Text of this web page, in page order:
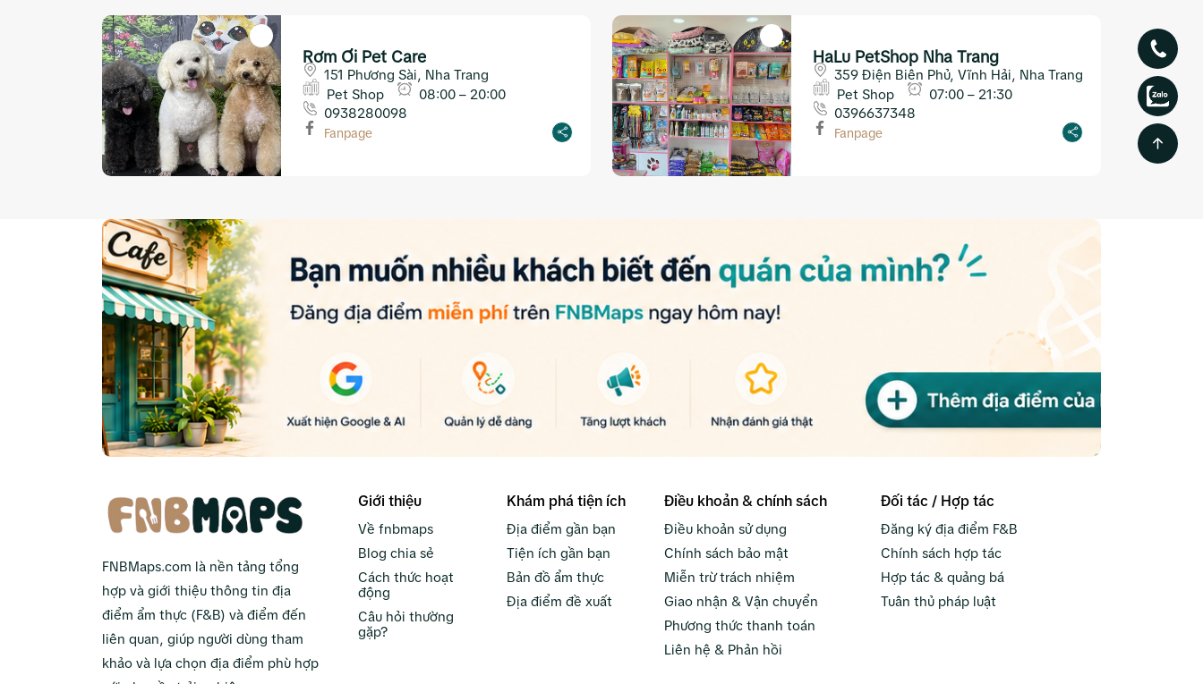
Rơm Ơi Pet Care
151 Phương Sài, Nha Trang
Pet Shop
08:00 – 20:00
0938280098
Fanpage
HaLu PetShop Nha Trang
359 Điện Biên Phủ, Vĩnh Hải, Nha Trang
Pet Shop
07:00 – 21:30
0396637348
Fanpage
FNBMaps.com là nền tảng tổng
hợp và giới thiệu thông tin địa
điểm ẩm thực (F&B) và điểm đến
liên quan, giúp người dùng tham
khảo và lựa chọn địa điểm phù hợp
Giới thiệu
Về fnbmaps
Blog chia sẻ
Cách thức hoạt
động
Câu hỏi thường
gặp?
Khám phá tiện ích
Địa điểm gần bạn
Tiện ích gần bạn
Bản đồ ẩm thực
Địa điểm đề xuất
Điều khoản & chính sách
Điều khoản sử dụng
Chính sách bảo mật
Miễn trừ trách nhiệm
Giao nhận & Vận chuyển
Phương thức thanh toán
Liên hệ & Phản hồi
Đối tác / Hợp tác
Đăng ký địa điểm F&B
Chính sách hợp tác
Hợp tác & quảng bá
Tuân thủ pháp luật